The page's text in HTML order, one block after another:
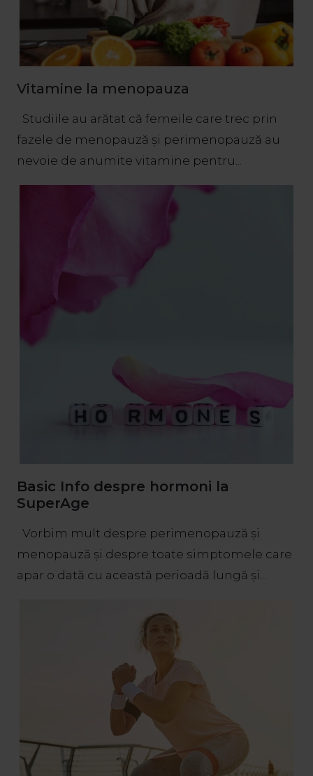
Vitamine la menopauza
Studiile au arătat că femeile care trec prin
fazele de menopauză și perimenopauză au
nevoie de anumite vitamine pentru...
Basic Info despre hormoni la
SuperAge
Vorbim mult despre perimenopauză și
menopauză și despre toate simptomele care
apar o dată cu această perioadă lungă și...